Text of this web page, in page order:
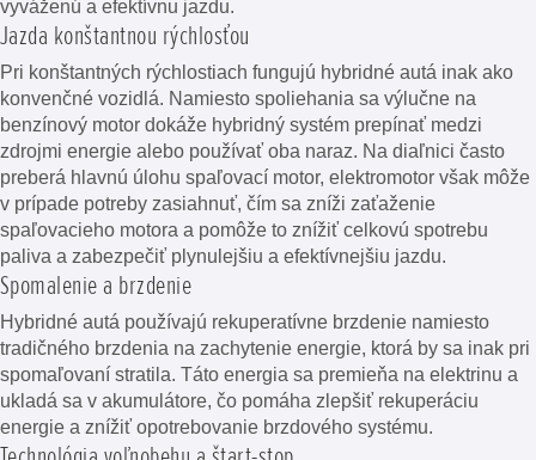
vyváženú a efektívnu jazdu.
Jazda konštantnou rýchlosťou
Pri konštantných rýchlostiach fungujú hybridné autá inak ako
konvenčné vozidlá. Namiesto spoliehania sa výlučne na
benzínový motor dokáže hybridný systém prepínať medzi
zdrojmi energie alebo používať oba naraz. Na diaľnici často
preberá hlavnú úlohu spaľovací motor, elektromotor však môže
v prípade potreby zasiahnuť, čím sa zníži zaťaženie
spaľovacieho motora a pomôže to znížiť celkovú spotrebu
paliva a zabezpečiť plynulejšiu a efektívnejšiu jazdu.
Spomalenie a brzdenie
Hybridné autá používajú rekuperatívne brzdenie namiesto
tradičného brzdenia na zachytenie energie, ktorá by sa inak pri
spomaľovaní stratila. Táto energia sa premieňa na elektrinu a
ukladá sa v akumulátore, čo pomáha zlepšiť rekuperáciu
energie a znížiť opotrebovanie brzdového systému.